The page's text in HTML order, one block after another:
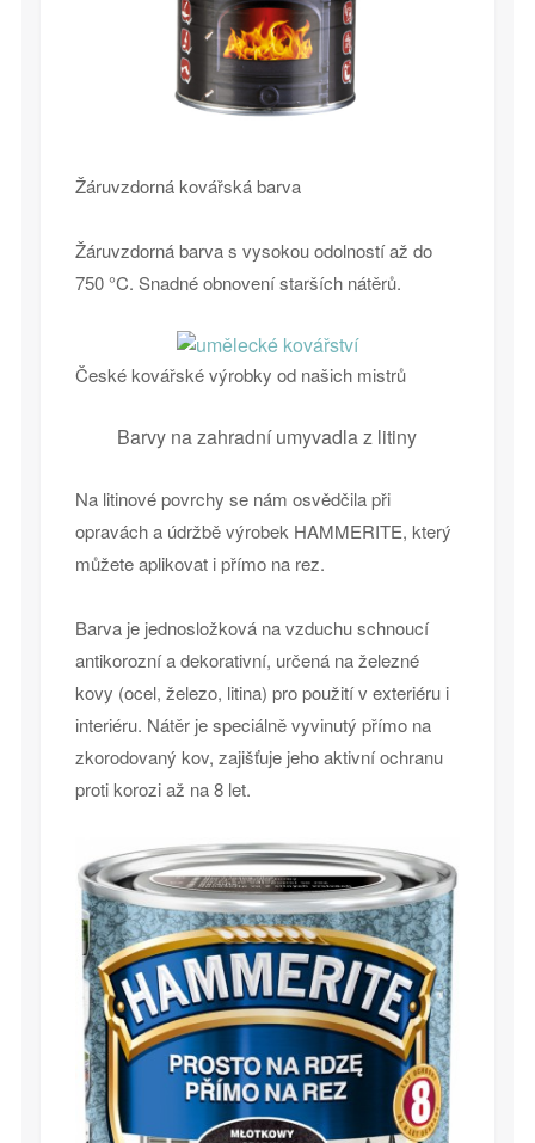
Žáruvzdorná kovářská barva
Žáruvzdorná barva s vysokou odolností až do
750 °C. Snadné obnovení starších nátěrů.
České kovářské výrobky od našich mistrů
Barvy na zahradní umyvadla z litiny
Na litinové povrchy se nám osvědčila při
opravách a údržbě výrobek HAMMERITE, který
můžete aplikovat i přímo na rez.
Barva je jednosložková na vzduchu schnoucí
antikorozní a dekorativní, určená na železné
kovy (ocel, železo, litina) pro použití v exteriéru i
interiéru. Nátěr je speciálně vyvinutý přímo na
zkorodovaný kov, zajišťuje jeho aktivní ochranu
proti korozi až na 8 let.